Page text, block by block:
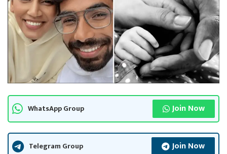
WhatsApp Group Join Now
Telegram Group Join Now